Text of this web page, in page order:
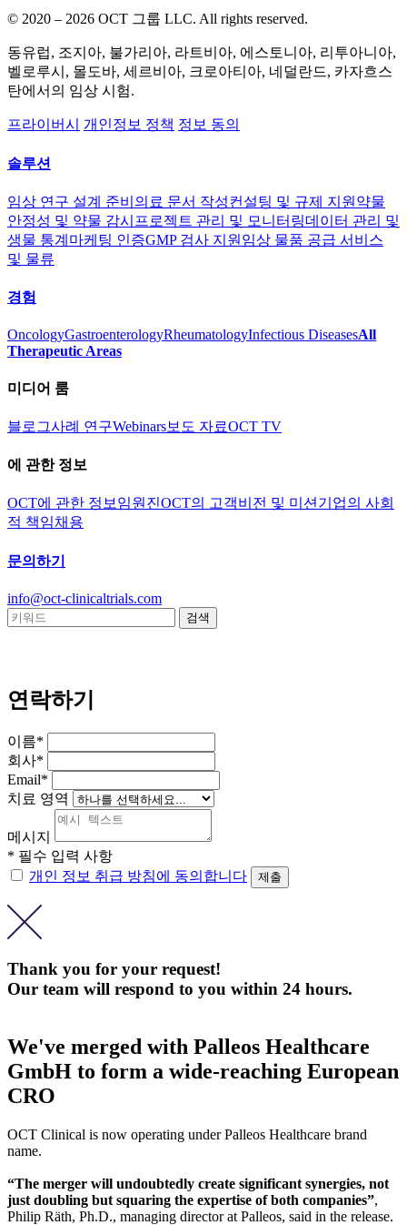
© 2020 – 2026 OCT 그룹 LLC. All rights reserved.
동유럽, 조지아, 불가리아, 라트비아, 에스토니아, 리투아니아,
벨로루시, 몰도바, 세르비아, 크로아티아, 네덜란드, 카자흐스
탄에서의 임상 시험.
프라이버시 개인정보 정책 정보 동의
솔루션
임상 연구 설계 준비 의료 문서 작성컨설팅 및 규제 지원 약물
안정성 및 약물 감시 프로젝트 관리 및 모니터링데이터 관리 및
생물 통계 마케팅 인증GMP 검사 지원 임상 물품 공급 서비스
및 물류
경험
OncologyGastroenterologyRheumatologyInfectious DiseasesAll
Therapeutic Areas
미디어 룸
블로그사례 연구Webinars보도 자료OCT TV
에 관한 정보
OCT에 관한 정보임원진OCT의 고객비전 및 미션기업의 사회
적 책임채용
문의하기
info@oct-clinicaltrials.com
연락하기
이름*
회사*
Email*
치료 영역
메시지
* 필수 입력 사항
개인 정보 취급 방침에 동의합니다
Thank you for your request!
Our team will respond to you within 24 hours.
We've merged with Palleos Healthcare
GmbH to form a wide-reaching European
CRO
OCT Clinical is now operating under Palleos Healthcare brand
name.
“The merger will undoubtedly create significant synergies, not
just doubling but squaring the expertise of both companies”,
Philip Räth, Ph.D., managing director at Palleos, said in the release.